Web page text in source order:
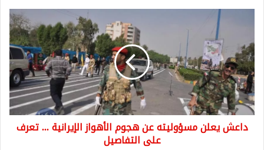
مسؤوليته
عن
هجوم
الأهواز
الإيرانية
...
تعرف
على
داعش يعلن مسؤوليته عن هجوم الأهواز الإيرانية ... تعرف
على التفاصيل